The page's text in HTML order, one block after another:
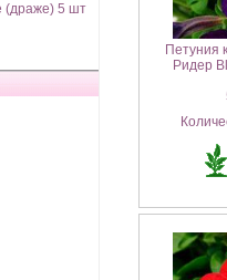
(драже) 5 шт
Петуния
Ридер